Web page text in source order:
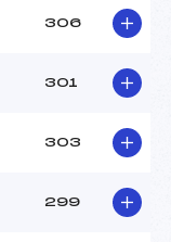
306
301
303
299